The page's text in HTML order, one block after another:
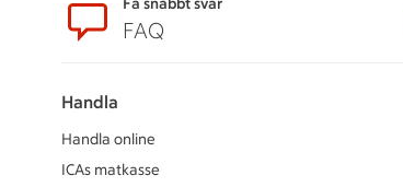
Sidfot
FAQ
Handla
Handla online
ICAs matkasse